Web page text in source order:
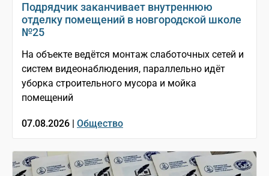
Подрядчик заканчивает внутреннюю
отделку помещений в новгородской школе
№25
На объекте ведётся монтаж слаботочных сетей и
систем видеонаблюдения, параллельно идёт
уборка строительного мусора и мойка
помещений
07.08.2026 | Общество